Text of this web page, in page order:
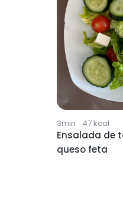
3min · 47kcal
Ensalada de
queso feta